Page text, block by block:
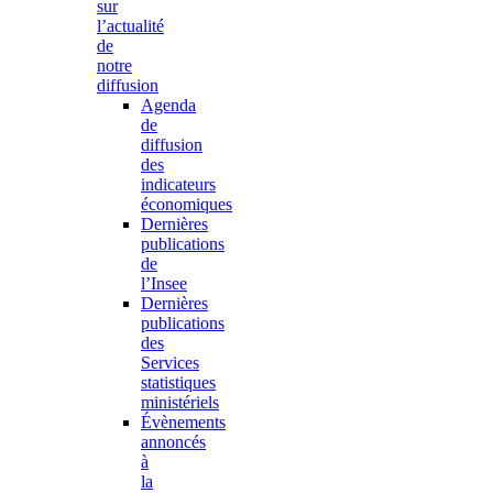
sur
l’actualité
de
notre
diffusion
Agenda
de
diffusion
des
indicateurs
économiques
Dernières
publications
de
l’Insee
Dernières
publications
des
Services
statistiques
ministériels
Évènements
annoncés
à
la